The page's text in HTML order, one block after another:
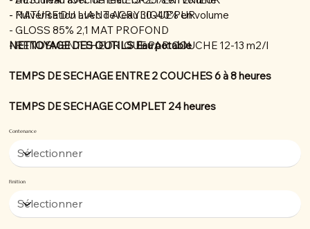
- NATURE DU LIANT ACRYLIQUE PUR
- GLOSS 85% 2,1 MAT PROFOND
- RENDEMENT THEORIQUE PAR COUCHE 12-13 m2/l
- Pulvérisation avec de l'eau 30-40% en volume
NETTOYAGE DES OUTILS Eau potable
TEMPS DE SECHAGE ENTRE 2 COUCHES 6 à 8 heures
TEMPS DE SECHAGE COMPLET 24 heures
Contenance
Finition